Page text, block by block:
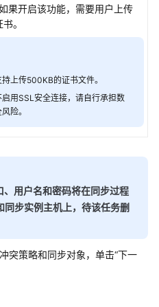
果开启该功能，需要用户上传
。
上传500KB的证书文件。
启用SSL安全连接，请自行承担数
险。
、用户名和密码将在同步过程
同步实例主机上，待该任务删
突策略和同步对象，单击“下一